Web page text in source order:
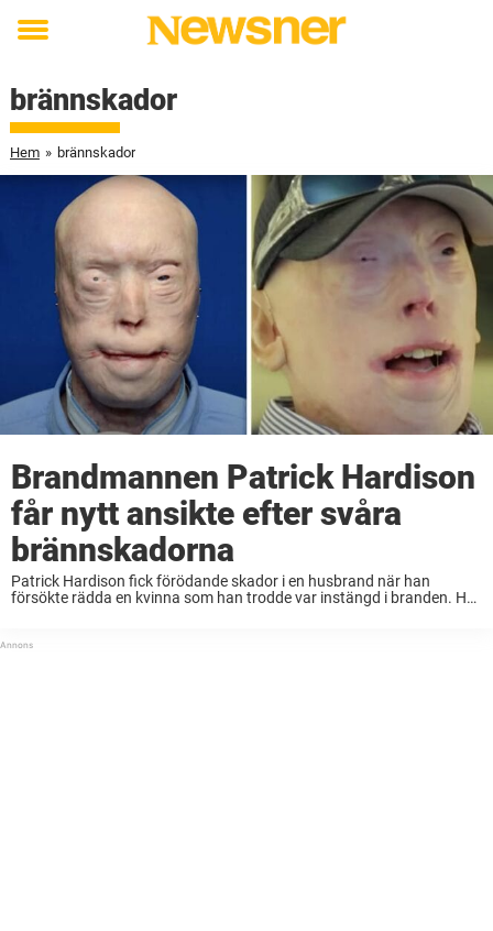
Toggle
brännskador
Hem » brännskador
Brandmannen Patrick Hardison
får nytt ansikte efter svåra
brännskadorna
Patrick Hardison fick förödande skador i en husbrand när han
försökte rädda en kvinna som han trodde var instängd i branden. Här